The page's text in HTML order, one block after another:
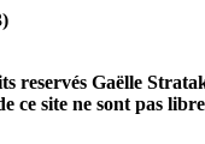
reservés Gaëlle
ce site ne sont pas